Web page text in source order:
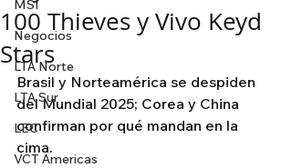
MSI
Negocios
LTA Norte
LTA Sur
LEC
VCT Americas
100 Thieves y Vivo Keyd
Stars
Brasil y Norteamérica se despiden
del Mundial 2025; Corea y China
confirman por qué mandan en la
cima.